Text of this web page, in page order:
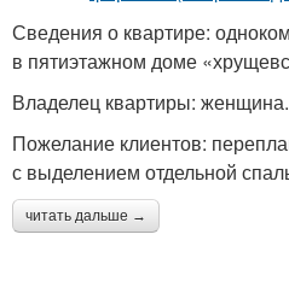
Сведения о квартире:
в пятиэтажном доме
Владелец квартиры: женщина.
Пожелание клиентов:
с выделением отдельной
читать дальше →